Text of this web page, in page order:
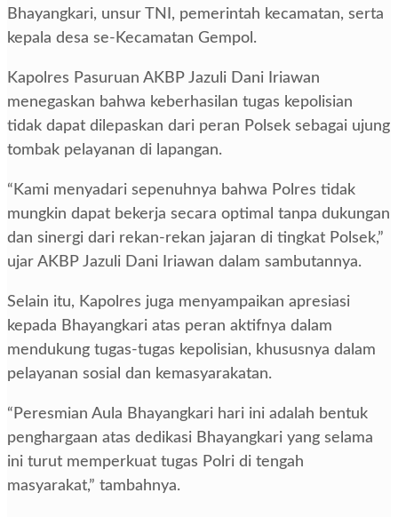
Bhayangkari, unsur TNI, pemerintah kecamatan, serta
kepala desa se-Kecamatan Gempol.
Kapolres Pasuruan AKBP Jazuli Dani Iriawan
menegaskan bahwa keberhasilan tugas kepolisian
tidak dapat dilepaskan dari peran Polsek sebagai ujung
tombak pelayanan di lapangan.
“Kami menyadari sepenuhnya bahwa Polres tidak
mungkin dapat bekerja secara optimal tanpa dukungan
dan sinergi dari rekan-rekan jajaran di tingkat Polsek,”
ujar AKBP Jazuli Dani Iriawan dalam sambutannya.
Selain itu, Kapolres juga menyampaikan apresiasi
kepada Bhayangkari atas peran aktifnya dalam
mendukung tugas-tugas kepolisian, khususnya dalam
pelayanan sosial dan kemasyarakatan.
“Peresmian Aula Bhayangkari hari ini adalah bentuk
penghargaan atas dedikasi Bhayangkari yang selama
ini turut memperkuat tugas Polri di tengah
masyarakat,” tambahnya.